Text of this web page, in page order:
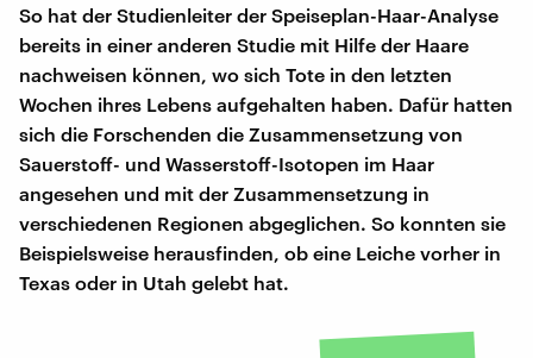
So hat der Studienleiter der Speiseplan-Haar-Analyse
bereits in einer anderen Studie mit Hilfe der Haare
nachweisen können, wo sich Tote in den letzten
Wochen ihres Lebens aufgehalten haben. Dafür hatten
sich die Forschenden die Zusammensetzung von
Sauerstoff- und Wasserstoff-Isotopen im Haar
angesehen und mit der Zusammensetzung in
verschiedenen Regionen abgeglichen. So konnten sie
Beispielsweise herausfinden, ob eine Leiche vorher in
Texas oder in Utah gelebt hat.